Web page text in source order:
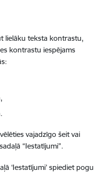
lielāku teksta kontrastu,
kontrastu iespējams
vajadzīgo šeit vai
“Iestatījumi”.
‘Iestatījumi’ spiediet pogu